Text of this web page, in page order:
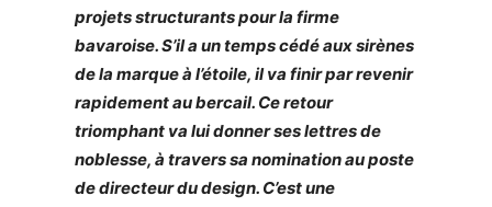
projets structurants pour la firme
bavaroise. S’il a un temps cédé aux sirènes
de la marque à l’étoile, il va finir par revenir
rapidement au bercail. Ce retour
triomphant va lui donner ses lettres de
noblesse, à travers sa nomination au poste
de directeur du design. C’est une